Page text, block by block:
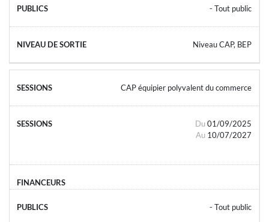
- Tout public
Niveau CAP, BEP
CAP équipier polyvalent du commerce
Du 01/09/2025
Au 10/07/2027
- Tout public